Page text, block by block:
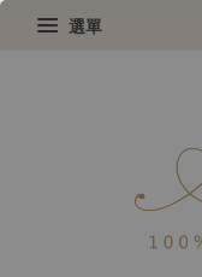
選單